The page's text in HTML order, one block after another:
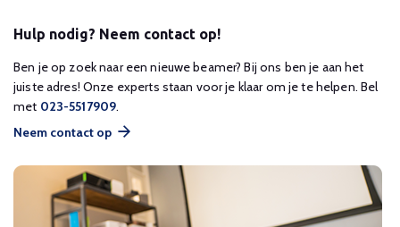
Hulp nodig? Neem contact op!
Ben je op zoek naar een nieuwe beamer? Bij ons ben je aan het
juiste adres! Onze experts staan voor je klaar om je te helpen. Bel
met 023-5517909.
Neem contact op